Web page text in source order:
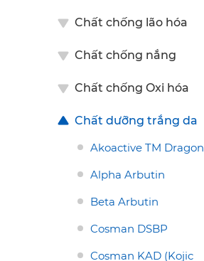
Chất chống lão hóa
Chất chống nắng
Chất chống Oxi hóa
Chất dưỡng trắng da
Akoactive TM Dragon
Alpha Arbutin
Beta Arbutin
Cosman DSBP
Cosman KAD (Kojic